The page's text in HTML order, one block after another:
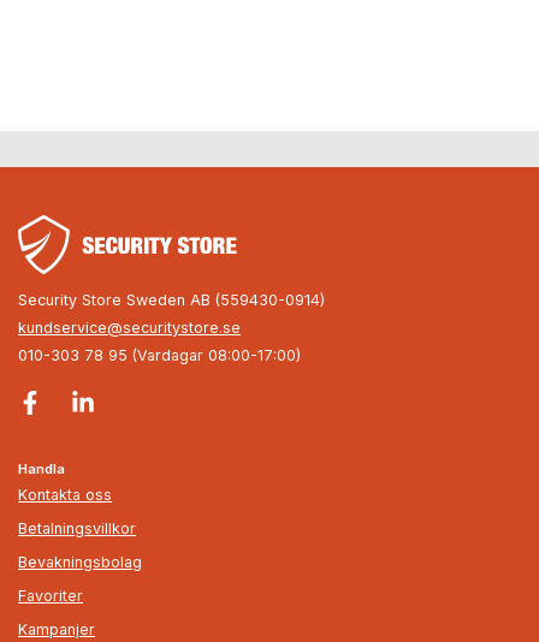
Security Store Sweden AB (559430-0914)
kundservice@securitystore.se
010-303 78 95 (Vardagar 08:00-17:00)
Handla
Kontakta oss
Betalningsvillkor
Bevakningsbolag
Favoriter
Kampanjer